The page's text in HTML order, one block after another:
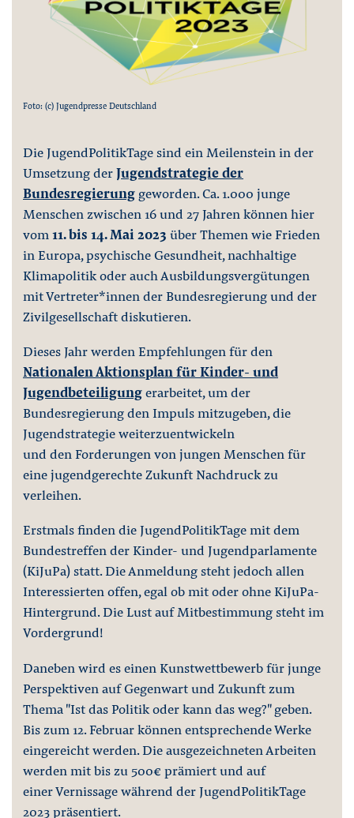
Foto: (c) Jugendpresse Deutschland
Die JugendPolitikTage sind ein Meilenstein in der
Umsetzung derJugendstrategie der
Bundesregierung geworden. Ca. 1.000 junge
Menschen zwischen 16 und 27 Jahren können hier
vom11. bis 14. Mai 2023 über Themen wie Frieden
in Europa, psychische Gesundheit, nachhaltige
Klimapolitik oder auch Ausbildungsvergütungen
mit Vertreter*innen der Bundesregierung und der
Zivilgesellschaft diskutieren.
Dieses Jahr werden Empfehlungen für den
Nationalen Aktionsplan für Kinder- und
Jugendbeteiligungerarbeitet, um der
Bundesregierung den Impuls mitzugeben, die
Jugendstrategie weiterzuentwickeln
und den Forderungen von jungen Menschen für
eine jugendgerechte Zukunft Nachdruck zu
verleihen.
Erstmals finden die JugendPolitikTage mit dem
Bundestreffen der Kinder- und Jugendparlamente
(KiJuPa) statt. Die Anmeldung steht jedoch allen
Interessierten offen, egal ob mit oder ohne KiJuPa-
Hintergrund. Die Lust auf Mitbestimmung steht im
Vordergrund!
Daneben wird es einen Kunstwettbewerb für junge
Perspektiven auf Gegenwart und Zukunftzum
Thema "Ist das Politik oder kann das weg?" geben.
Bis zum 12. Februar können entsprechende Werke
eingereicht werden. Die ausgezeichneten Arbeiten
werden mit bis zu 500€ prämiert und auf
einer Vernissage während der JugendPolitikTage
2023 präsentiert.